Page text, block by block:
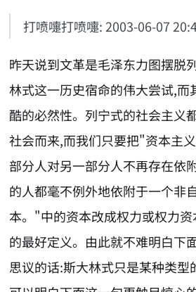
打喷嚏打喷嚏: 2003-06-07
昨天说到文革是毛泽东力图摆脱
林式这一历史宿命的伟大尝试,而
酷的必然性。列宁式的社会主义
社会而来,而我们只要把"资本主
部分人对另一部分人不再存在依
的人都毫不例外地依附于一个非
本。"中的资本改成权力或权力
的最好定义。由此就不难明白下
思议的话:斯大林式只是某种类型